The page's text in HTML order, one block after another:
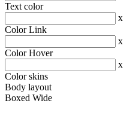
Text color
x
Color Link
x
Color Hover
x
Color skins
Body layout
Boxed Wide